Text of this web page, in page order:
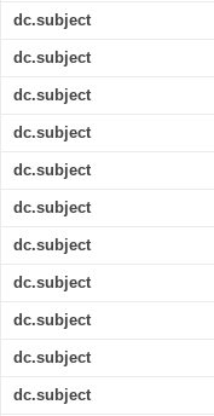
dc.subject
dc.subject
dc.subject
dc.subject
dc.subject
dc.subject
dc.subject
dc.subject
dc.subject
dc.subject
dc.subject